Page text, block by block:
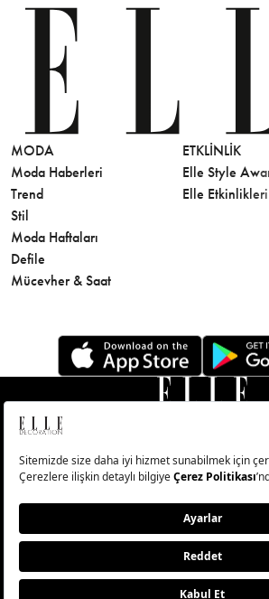
MODA
Moda Haberleri
Trend
Stil
Moda Haftaları
Defile
Mücevher & Saat
ETKLINLIK
Elle Style
Elle Etkinlikleri
© Big Medya Teknoloji A.Ş. Altunizade
Caddesi No:27/1 Üsküdar/
Aydınlatma Metni
Copyright © 2026 - Tüm Hakları